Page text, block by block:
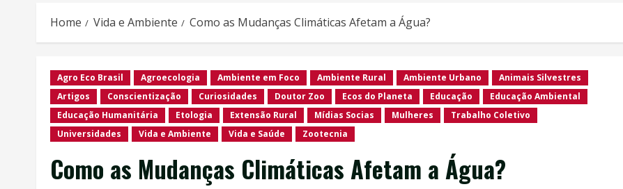
Home Vida e Ambiente Como as Mudanças Climáticas Afetam a Água?
Agro Eco Brasil Agroecologia Ambiente em Foco Ambiente Rural Ambiente Urbano
Animais Silvestres
Artigos
Conscientização Curiosidades Doutor Zoo Ecos do Planeta Educação
Educação Ambiental
Educação Humanitária
Etologia Extensão Rural Mídias Socias Mulheres
Trabalho Coletivo
Universidades
Vida e Ambiente Vida e Saúde Zootecnia
Como as Mudanças Climáticas Afetam a Água?